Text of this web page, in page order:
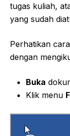
tugas kuliah,
yang sudah
Perhatikan
dengan
Buka
Klik menu